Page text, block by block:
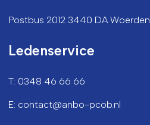
Postbus 2012 3440 DA Woerden
Ledenservice
T: 0348 46 66 66
E: contact@anbo-pcob.nl